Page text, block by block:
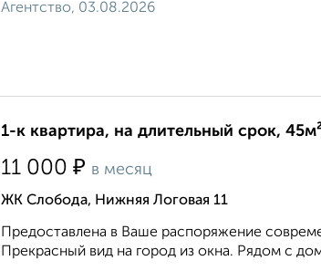
Агентство, 03.08.2026
1-к квартира, на длительный срок,
11 000 ₽ в месяц
ЖК Слобода, Нижняя Логовая 11
Предоставлена в Ваше распоряжение
Прекрасный вид на город из окна. Рядом с